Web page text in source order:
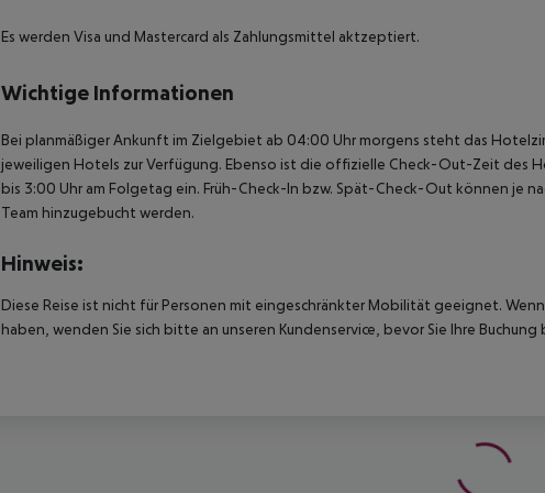
Es werden Visa und Mastercard als Zahlungsmittel aktzeptiert.
Wichtige Informationen
Bei planmäßiger Ankunft im Zielgebiet ab 04:00 Uhr morgens steht das
jeweiligen Hotels zur Verfügung. Ebenso ist die offizielle Check-Out-Zeit des
bis 3:00 Uhr am Folgetag ein. Früh-Check-In bzw. Spät-Check-Out können je
Team hinzugebucht werden.
Hinweis:
Diese Reise ist nicht für Personen mit eingeschränkter Mobilität geeignet.
haben, wenden Sie sich bitte an unseren Kundenservice, bevor Sie Ihre